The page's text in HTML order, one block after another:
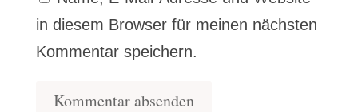
in diesem Browser für meinen nächsten
Kommentar speichern.